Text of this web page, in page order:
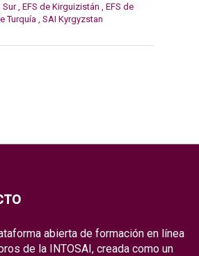
Sur EFS de Kirguizistán
EFS de
Turquía SAI Kyrgyzstan
abierta de formación en línea
de la INTOSAI, creada como un